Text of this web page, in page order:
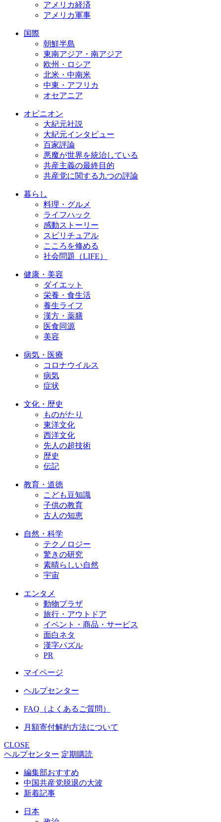
アメリカ経済
アメリカ軍事
国際
朝鮮半島
東南アジア・南アジア
欧州・ロシア
北米・中南米
中東・アフリカ
オセアニア
オピニオン
大紀元社説
大紀元インタビュー
百家評論
悪魔が世界を統治している
共産主義の最終目的
共産党に関する九つの評論
暮らし
料理・グルメ
ライフハック
感動ストーリー
スピリチュアル
こころを修める
社会問題（LIFE）
健康・美容
ダイエット
栄養・食生活
養生ライフ
漢方・薬膳
医食同源
美容
病気・医療
コロナウイルス
病気
症状
文化・歴史
ものがたり
東洋文化
西洋文化
先人の超技術
歴史
伝記
教育・道徳
こども豆知識
子供の教育
古人の知恵
自然・科学
テクノロジー
驚きの研究
素晴らしい自然
宇宙
エンタメ
動物プラザ
旅行・アウトドア
イベント・商品・サービス
面白ネタ
漢字パズル
PR
マイページ
ヘルプセンター
FAQ（よくあるご質問）
月額寄付解約方法について
CLOSE
ヘルプセンター 定期購読
編集部おすすめ
中国共産党脱退の大波
新着記事
日本